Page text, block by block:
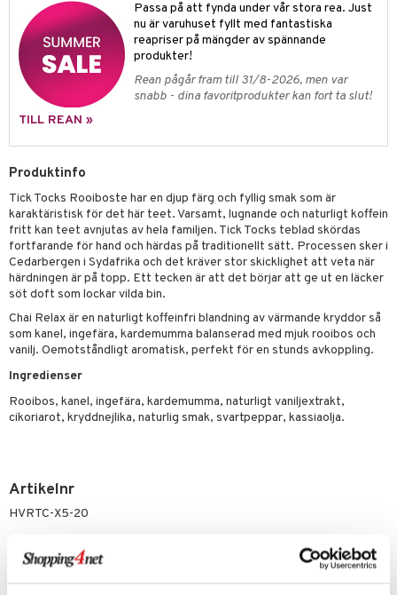
Passa på att fynda under vår stora rea. Just
nu är varuhuset fyllt med fantastiska
reapriser på mängder av spännande
produkter!
Rean pågår fram till 31/8-2026, men var
snabb - dina favoritprodukter kan fort ta slut!
TILL REAN »
Produktinfo
Tick Tocks Rooiboste har en djup färg och fyllig smak som är
karaktäristisk för det här teet. Varsamt, lugnande och naturligt koffein
fritt kan teet avnjutas av hela familjen. Tick Tocks teblad skördas
fortfarande för hand och härdas på traditionellt sätt. Processen sker i
Cedarbergen i Sydafrika och det kräver stor skicklighet att veta när
härdningen är på topp. Ett tecken är att det börjar att ge ut en läcker
söt doft som lockar vilda bin.
Chai Relax är en naturligt koffeinfri blandning av värmande kryddor så
som kanel, ingefära, kardemumma balanserad med mjuk rooibos och
vanilj. Oemotståndligt aromatisk, perfekt för en stunds avkoppling.
Ingredienser
Rooibos, kanel, ingefära, kardemumma, naturligt vaniljextrakt,
cikoriarot, kryddnejlika, naturlig smak, svartpeppar, kassiaolja.
Artikelnr
HVRTC-X5-20
Lägsta pris senaste 30 dagarna: 49 kr
& buljong
& oro
& avgiftning